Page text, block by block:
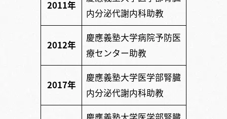
2011年
内分泌代謝内科助教
2012年
慶應義塾大学病院予防医
療センター助教
2017年
慶應義塾大学医学部腎臓
内分泌代謝内科助教